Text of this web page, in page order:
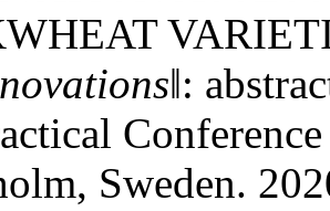
:
Sweden.